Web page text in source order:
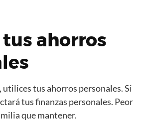
tus ahorros
utilices tus ahorros personales. Si
tus finanzas personales. Peor
que mantener.